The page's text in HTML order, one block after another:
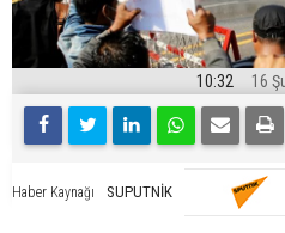
10:32 16
Haber Kaynağı SUPUTNİK